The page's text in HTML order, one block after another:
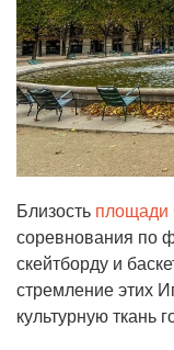
Близость площади
соревнования по
скейтборду и
стремление этих
культурную ткань